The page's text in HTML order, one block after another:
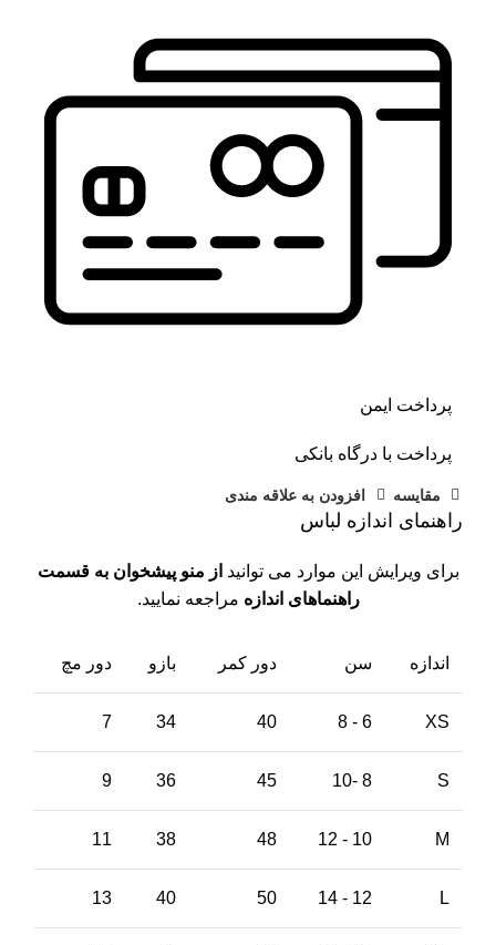
پرداخت ایمن
پرداخت با درگاه بانکی
مقايسه افزودن به علاقه مندی
راهنمای اندازه لباس
برای ویرایش این موارد می توانید از منو پیشخوان به قسمت
راهنماهای اندازه مراجعه نمایید.
اندازه سن دور کمر بازو دور مچ
XS
6 - 8
40
34
7
S
8 -10
45
36
9
M
10 - 12
48
38
11
L
12 - 14
50
40
13